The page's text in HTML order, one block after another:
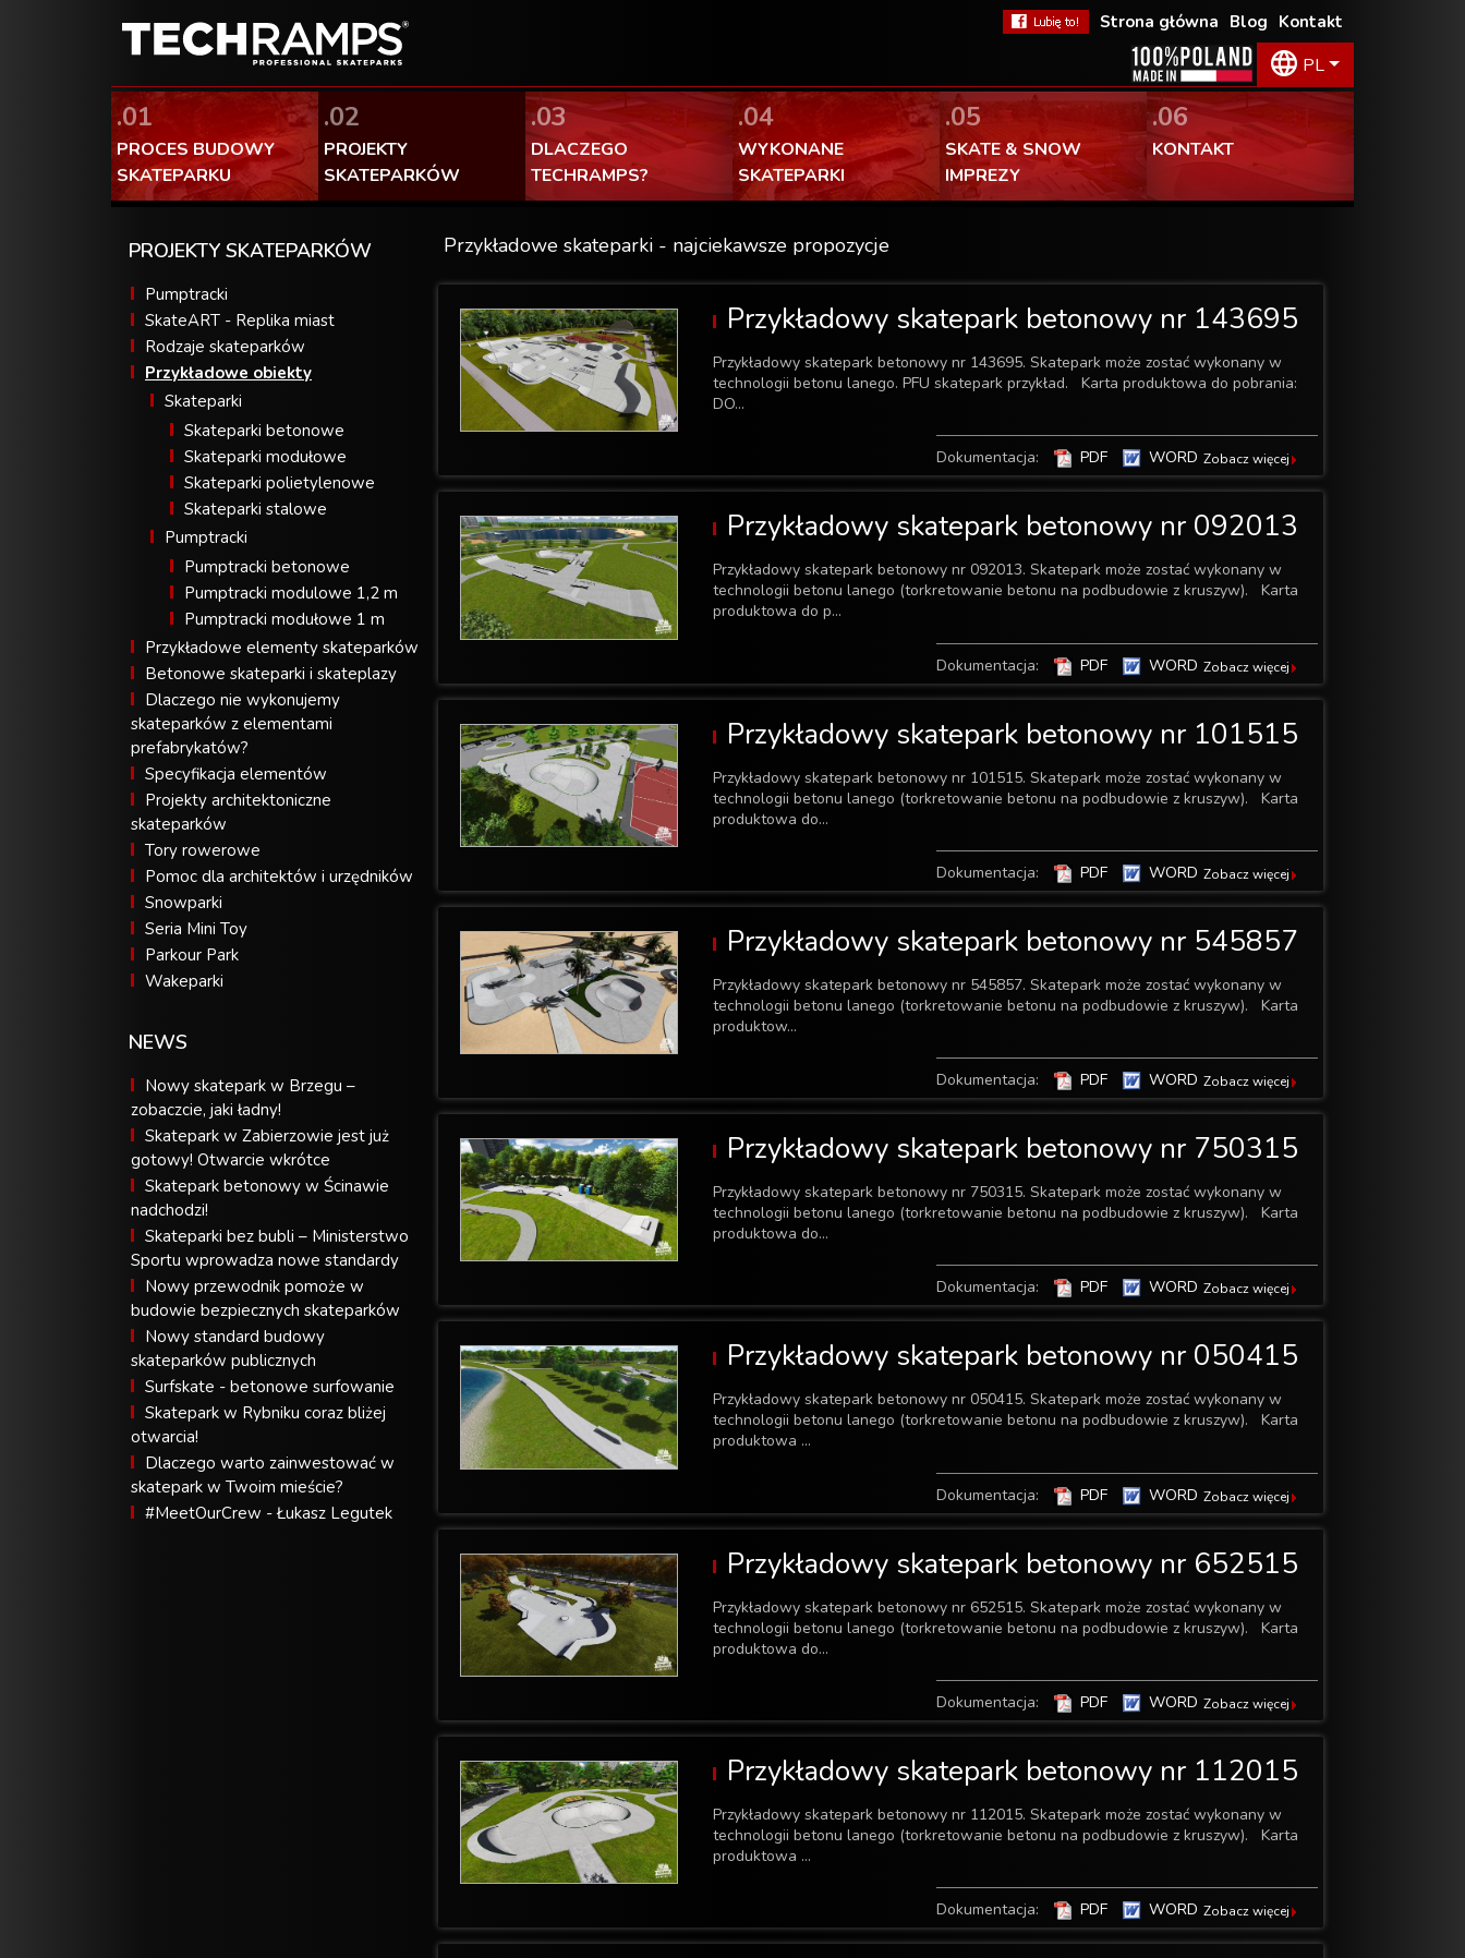
Kontakt
Blog
Strona główna
PL
.01
PROCES BUDOWY
SKATEPARKU
.02
PROJEKTY
SKATEPARKÓW
.03
DLACZEGO
TECHRAMPS?
.04
WYKONANE
SKATEPARKI
.05
SKATE & SNOW
IMPREZY
.06
KONTAKT
PROJEKTY SKATEPARKÓW
Pumptracki
SkateART - Replika miast
Rodzaje skateparków
Przykładowe obiekty
Skateparki
Skateparki betonowe
Skateparki modułowe
Skateparki polietylenowe
Skateparki stalowe
Pumptracki
Pumptracki betonowe
Pumptracki modulowe 1,2 m
Pumptracki modułowe 1 m
Przykładowe elementy skateparków
Betonowe skateparki i skateplazy
Dlaczego nie wykonujemy
skateparków z elementami
prefabrykatów?
Specyfikacja elementów
Projekty architektoniczne
skateparków
Tory rowerowe
Pomoc dla architektów i urzędników
Snowparki
Seria Mini Toy
Parkour Park
Wakeparki
NEWS
Nowy skatepark w Brzegu –
zobaczcie, jaki ładny!
Skatepark w Zabierzowie jest już
gotowy! Otwarcie wkrótce
Skatepark betonowy w Ścinawie
nadchodzi!
Skateparki bez bubli – Ministerstwo
Sportu wprowadza nowe standardy
Nowy przewodnik pomoże w
budowie bezpiecznych skateparków
Nowy standard budowy
skateparków publicznych
Surfskate - betonowe surfowanie
Skatepark w Rybniku coraz bliżej
otwarcia!
Dlaczego warto zainwestować w
skatepark w Twoim mieście?
#MeetOurCrew - Łukasz Legutek
Przykładowe skateparki - najciekawsze propozycje
Przykładowy skatepark betonowy nr 143695
Przykładowy skatepark betonowy nr 143695. Skatepark może zostać wykonany w
technologii betonu lanego. PFU skatepark przykład. Karta produktowa do pobrania:
DO...
Dokumentacja: PDF WORD Zobacz więcej
Przykładowy skatepark betonowy nr 092013
Przykładowy skatepark betonowy nr 092013. Skatepark może zostać wykonany w
technologii betonu lanego (torkretowanie betonu na podbudowie z kruszyw). Karta
produktowa do p...
Dokumentacja: PDF WORD Zobacz więcej
Przykładowy skatepark betonowy nr 101515
Przykładowy skatepark betonowy nr 101515. Skatepark może zostać wykonany w
technologii betonu lanego (torkretowanie betonu na podbudowie z kruszyw). Karta
produktowa do...
Dokumentacja: PDF WORD Zobacz więcej
Przykładowy skatepark betonowy nr 545857
Przykładowy skatepark betonowy nr 545857. Skatepark może zostać wykonany w
technologii betonu lanego (torkretowanie betonu na podbudowie z kruszyw). Karta
produktow...
Dokumentacja: PDF WORD Zobacz więcej
Przykładowy skatepark betonowy nr 750315
Przykładowy skatepark betonowy nr 750315. Skatepark może zostać wykonany w
technologii betonu lanego (torkretowanie betonu na podbudowie z kruszyw). Karta
produktowa do...
Dokumentacja: PDF WORD Zobacz więcej
Przykładowy skatepark betonowy nr 050415
Przykładowy skatepark betonowy nr 050415. Skatepark może zostać wykonany w
technologii betonu lanego (torkretowanie betonu na podbudowie z kruszyw). Karta
produktowa ...
Dokumentacja: PDF WORD Zobacz więcej
Przykładowy skatepark betonowy nr 652515
Przykładowy skatepark betonowy nr 652515. Skatepark może zostać wykonany w
technologii betonu lanego (torkretowanie betonu na podbudowie z kruszyw). Karta
produktowa do...
Dokumentacja: PDF WORD Zobacz więcej
Przykładowy skatepark betonowy nr 112015
Przykładowy skatepark betonowy nr 112015. Skatepark może zostać wykonany w
technologii betonu lanego (torkretowanie betonu na podbudowie z kruszyw). Karta
produktowa ...
Dokumentacja: PDF WORD Zobacz więcej